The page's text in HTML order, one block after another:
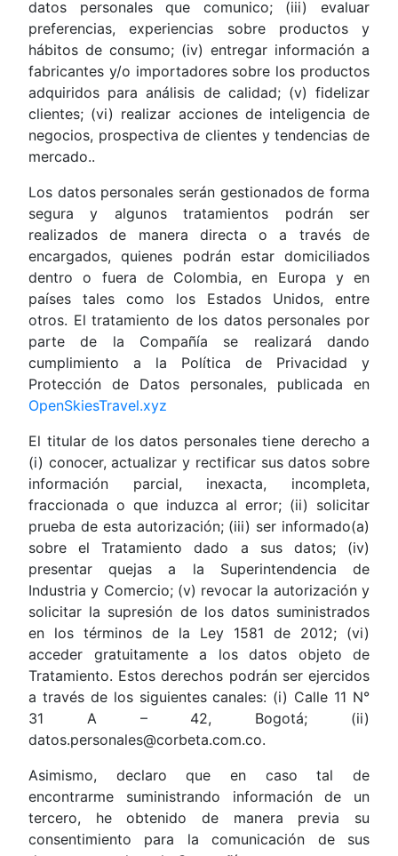
datos personales que comunico; (iii) evaluar
preferencias, experiencias sobre productos y
hábitos de consumo; (iv) entregar información a
fabricantes y/o importadores sobre los productos
adquiridos para análisis de calidad; (v) fidelizar
clientes; (vi) realizar acciones de inteligencia de
negocios, prospectiva de clientes y tendencias de
mercado..
Los datos personales serán gestionados de forma
segura y algunos tratamientos podrán ser
realizados de manera directa o a través de
encargados, quienes podrán estar domiciliados
dentro o fuera de Colombia, en Europa y en
países tales como los Estados Unidos, entre
otros. El tratamiento de los datos personales por
parte de la Compañía se realizará dando
cumplimiento a la Política de Privacidad y
Protección de Datos personales, publicada en
OpenSkiesTravel.xyz
El titular de los datos personales tiene derecho a
(i) conocer, actualizar y rectificar sus datos sobre
información parcial, inexacta, incompleta,
fraccionada o que induzca al error; (ii) solicitar
prueba de esta autorización; (iii) ser informado(a)
sobre el Tratamiento dado a sus datos; (iv)
presentar quejas a la Superintendencia de
Industria y Comercio; (v) revocar la autorización y
solicitar la supresión de los datos suministrados
en los términos de la Ley 1581 de 2012; (vi)
acceder gratuitamente a los datos objeto de
Tratamiento. Estos derechos podrán ser ejercidos
a través de los siguientes canales: (i) Calle 11 N°
31 A – 42, Bogotá; (ii)
datos.personales@corbeta.com.co.
Asimismo, declaro que en caso tal de
encontrarme suministrando información de un
tercero, he obtenido de manera previa su
consentimiento para la comunicación de sus